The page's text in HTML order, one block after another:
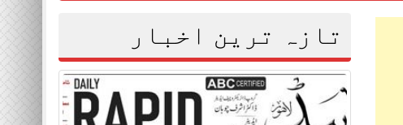
تازہ ترین اخبار